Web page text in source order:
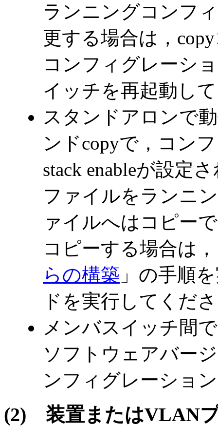
ランニングコンフ
更する場合は，
コンフィグレーシ
イッチを再起動し
スタンドアロンで
ンドcopyで，コン
stack enableが設定
ファイルをランニ
ァイルへはコピー
コピーする場合は
らの構築 」の手順
ドを実行してくだ
メンバスイッチ間
ソフトウェアバー
ンフィグレーショ
(2) 装置またはVLAN